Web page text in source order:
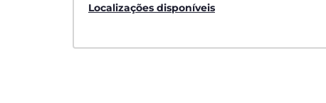
Localizações disponíveis